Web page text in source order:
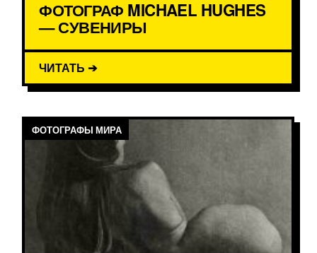
ФОТОГРАФ MICHAEL HUGHES
— СУВЕНИРЫ
ЧИТАТЬ ➔
ФОТОГРАФЫ МИРА